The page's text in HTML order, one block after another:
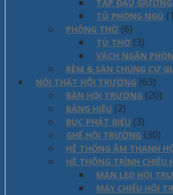
TAP ĐẦU GIƯỜNG
TỦ PHÒNG NGỦ
PHÒNG THỜ (6)
TỦ THỜ (3)
VÁCH NGĂN
RÈM & SÀN CHUNG CƯ
NỘI THẤT HỘI TRƯỜNG (63)
BÀN HỘI TRƯỜNG (20)
BẢNG HIỆU (2)
BỤC PHÁT BIỂU (3)
GHẾ HỘI TRƯỜNG (30)
HỆ THỐNG ÂM THANH
HỆ THỐNG TRÌNH CHIẾU
MÀN LED HỘI
MÁY CHIẾU HỘI